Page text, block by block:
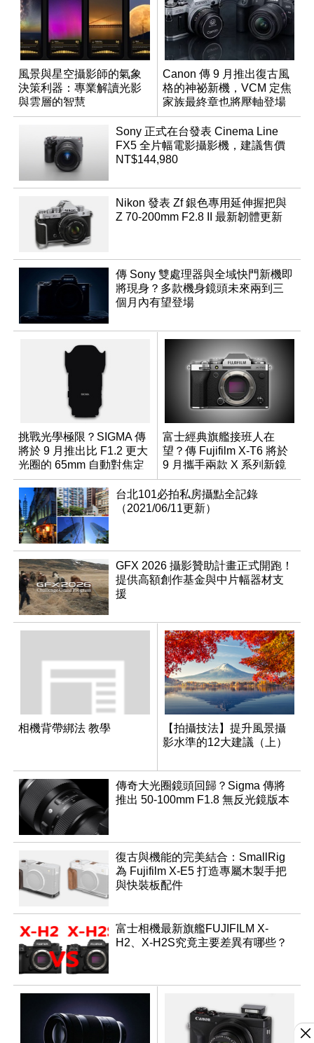
風景與星空攝影師的氣象
決策利器：專業解讀光影
與雲層的智慧
App「Atmos」登場
Canon 傳 9 月推出復古風
格的神祕新機，VCM 定焦
家族最終章也將壓軸登場
Sony 正式在台發表 Cinema Line
FX5 全片幅電影攝影機，建議售價
NT$144,980
Nikon 發表 Zf 銀色專用延伸握把與
Z 70-200mm F2.8 II 最新韌體更新
傳 Sony 雙處理器與全域快門新機即
將現身？多款機身鏡頭未來兩到三
個月內有望登場
挑戰光學極限？SIGMA 傳
將於 9 月推出比 F1.2 更大
光圈的 65mm 自動對焦定
焦鏡
富士經典旗艦接班人在
望？傳 Fujifilm X-T6 將於
9 月攜手兩款 X 系列新鏡
頭登場
台北101必拍私房攝點全記錄
（2021/06/11更新）
GFX 2026 攝影贊助計畫正式開跑！
提供高額創作基金與中片幅器材支
援
相機背帶綁法 教學
【拍攝技法】提升風景攝
影水準的12大建議（上）
傳奇大光圈鏡頭回歸？Sigma 傳將
推出 50-100mm F1.8 無反光鏡版本
復古與機能的完美結合：SmallRig
為 Fujifilm X-E5 打造專屬木製手把
與快裝板配件
富士相機最新旗艦FUJIFILM X-
H2、X-H2S究竟主要差異有哪些？